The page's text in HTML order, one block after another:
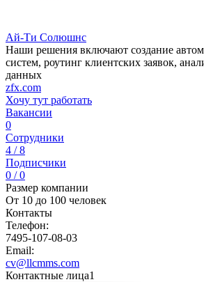
Ай-Ти Солюшнс
Наши решения включают создание
систем, роутинг клиентских заявок,
данных
zfx.com
Хочу тут работать
Вакансии
0
Сотрудники
4 / 8
Подписчики
0 / 0
Размер компании
От 10 до 100 человек
Контакты
Телефон:
7495-107-08-03
Email:
cv@llcmms.com
Контактные лица1